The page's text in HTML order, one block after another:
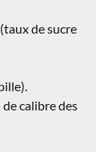
(taux de sucre
calibre des